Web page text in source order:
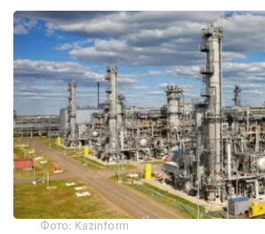
Фото: Kazinform